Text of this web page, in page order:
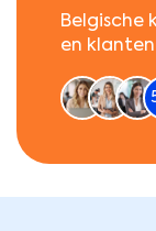
Belgische
en